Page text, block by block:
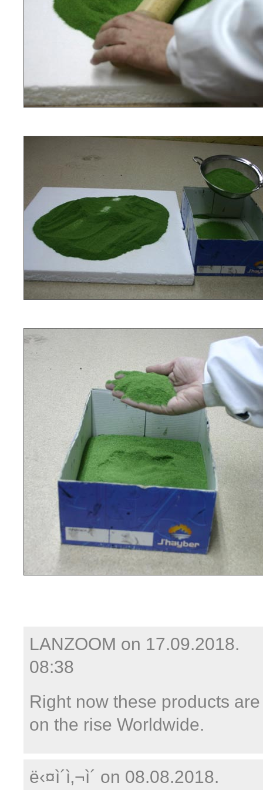
LANZOOM on 17.09.2018.
08:38
Right now these products are
on the rise Worldwide.
ë‹¤ì´ì‚¬ì´ on 08.08.2018.